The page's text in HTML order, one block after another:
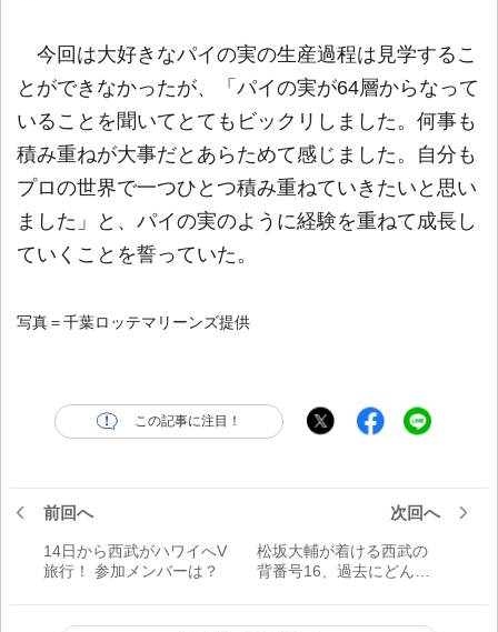
今回は大好きなパイの実の生産過程は見学するこ
とができなかったが、「パイの実が64層からなって
いることを聞いてとてもビックリしました。何事も
積み重ねが大事だとあらためて感じました。自分も
プロの世界で一つひとつ積み重ねていきたいと思い
ました」と、パイの実のように経験を重ねて成長し
ていくことを誓っていた。
写真＝千葉ロッテマリーンズ提供
この記事に注目！
前回へ
14日から西武がハワイへV
旅行！ 参加メンバーは？
次回へ
松坂大輔が着ける西武の
背番号16、過去にどんな